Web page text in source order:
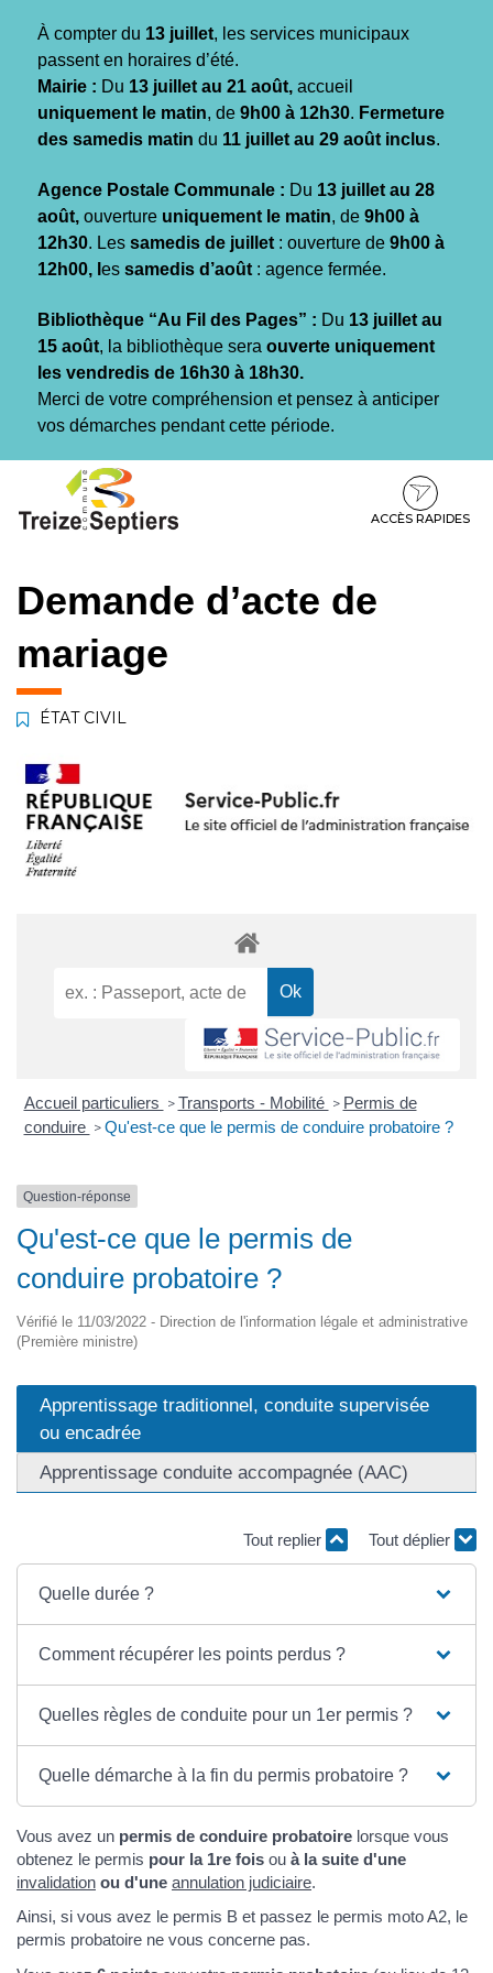
À compter du 13 juillet, les services municipaux
passent en horaires d’été.
Mairie : Du 13 juillet au 21 août, accueil
uniquement le matin, de 9h00 à 12h30. Fermeture
des samedis matin du 11 juillet au 29 août inclus.
Agence Postale Communale : Du 13 juillet au 28
août, ouverture uniquement le matin, de 9h00 à
12h30. Les samedis de juillet : ouverture de 9h00 à
12h00, l es samedis d’août : agence fermée.
Bibliothèque “Au Fil des Pages” : Du 13 juillet au
15 août, la bibliothèque sera ouverte uniquement
les vendredis de 16h30 à 18h30.
Merci de votre compréhension et pensez à anticiper
vos démarches pendant cette période.
contenu
pied
ACCÈS RAPIDES
Demande d’acte de
mariage
ÉTAT CIVIL
Accueil particuliers > Transports - Mobilité > Permis de
conduire > Qu'est-ce que le permis de conduire probatoire ?
Question-réponse
Qu'est-ce que le permis de
conduire probatoire ?
Vérifié le 11/03/2022 - Direction de l'information légale et administrative
(Première ministre)
Apprentissage traditionnel, conduite supervisée
ou encadrée
Apprentissage conduite accompagnée (AAC)
Tout replier Tout déplier
Quelle durée ?
Comment récupérer les points perdus ?
Quelles règles de conduite pour un 1er permis ?
Quelle démarche à la fin du permis probatoire ?
Vous avez un permis de conduire probatoire lorsque vous
obtenez le permis pour la 1re fois ou à la suite d'une
invalidation ou d'une annulation judiciaire.
Ainsi, si vous avez le permis B et passez le permis moto A2, le
permis probatoire ne vous concerne pas.